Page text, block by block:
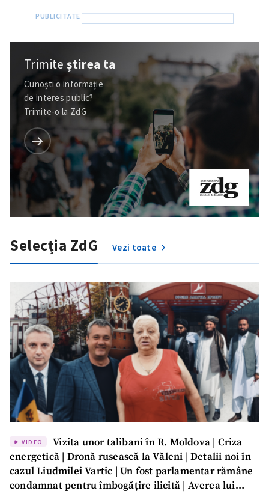
Trimiteștirea ta
Cunoști o informație
de interes public?
Trimite-o la ZdG
Selecția ZdG Vezi toate
VIDEO
Vizita unor talibani în R. Moldova | Criza
energetică | Dronă rusească la Văleni | Detalii noi în
cazul Liudmilei Vartic | Un fost parlamentar rămâne
condamnat pentru îmbogățire ilicită | Averea lui